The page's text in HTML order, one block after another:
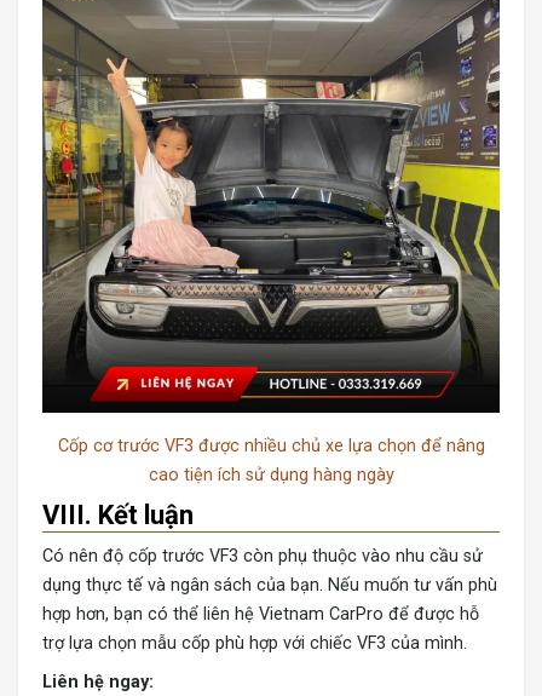
Cốp cơ trước VF3 được nhiều chủ xe lựa chọn để nâng
cao tiện ích sử dụng hàng ngày
VIII. Kết luận
Có nên độ cốp trước VF3 còn phụ thuộc vào nhu cầu sử
dụng thực tế và ngân sách của bạn. Nếu muốn tư vấn phù
hợp hơn, bạn có thể liên hệ Vietnam CarPro để được hỗ
trợ lựa chọn mẫu cốp phù hợp với chiếc VF3 của mình.
Liên hệ ngay: